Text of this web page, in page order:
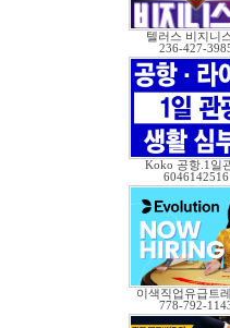
텔러스 비지니
236-427-
Koko 공항.1일
6046142516
이색직업유급트
778-792-